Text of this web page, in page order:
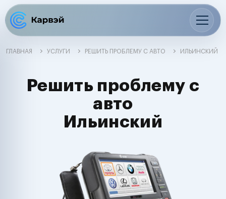
ГЛАВНАЯ УСЛУГИ РЕШИТЬ ПРОБЛЕМУ С АВТО ИЛЬИНСКИЙ
Решить проблему с
авто
Ильинский